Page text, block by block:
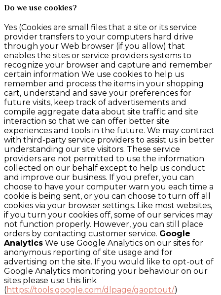
Do we use cookies?
Yes (Cookies are small files that a site or its service
provider transfers to your computers hard drive
through your Web browser (if you allow) that
enables the sites or service providers systems to
recognize your browser and capture and remember
certain information We use cookies to help us
remember and process the items in your shopping
cart, understand and save your preferences for
future visits, keep track of advertisements and
compile aggregate data about site traffic and site
interaction so that we can offer better site
experiences and tools in the future. We may contract
with third-party service providers to assist us in better
understanding our site visitors. These service
providers are not permitted to use the information
collected on our behalf except to help us conduct
and improve our business. If you prefer, you can
choose to have your computer warn you each time a
cookie is being sent, or you can choose to turn off all
cookies via your browser settings. Like most websites,
if you turn your cookies off, some of our services may
not function properly. However, you can still place
orders by contacting customer service. Google
Analytics We use Google Analytics on our sites for
anonymous reporting of site usage and for
advertising on the site. If you would like to opt-out of
Google Analytics monitoring your behaviour on our
sites please use this link
(https://tools.google.com/dlpage/gaoptout/)